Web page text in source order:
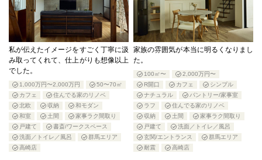
私が伝えたイメージをすごく丁寧に汲
み取ってくれて、仕上がりも想像以上
でした。
1,000万円〜2,000万円
50〜70㎡
カフェ
住んでる家のリノベ
北欧
収納
和モダン
和室
土間
家事ラク間取り
戸建て
書斎/ワークスペース
洗面／トイレ／風呂
群馬エリア
高崎店
家族の雰囲気が本当に明るくなりまし
た。
100㎡〜
2,000万円〜
R開口
カフェ
シンプル
ナチュラル
パントリー/家事室
ラフ
住んでる家のリノベ
収納
土間
家事ラク間取り
戸建て
洗面／トイレ／風呂
玄関/エントランス
群馬エリア
耐震
高崎店